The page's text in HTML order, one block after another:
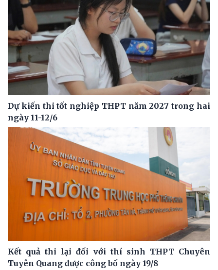
Dự kiến thi tốt nghiệp THPT năm 2027 trong hai
ngày 11-12/6
Kết quả thi lại đối với thí sinh THPT Chuyên
Tuyên Quang được công bố ngày 19/8